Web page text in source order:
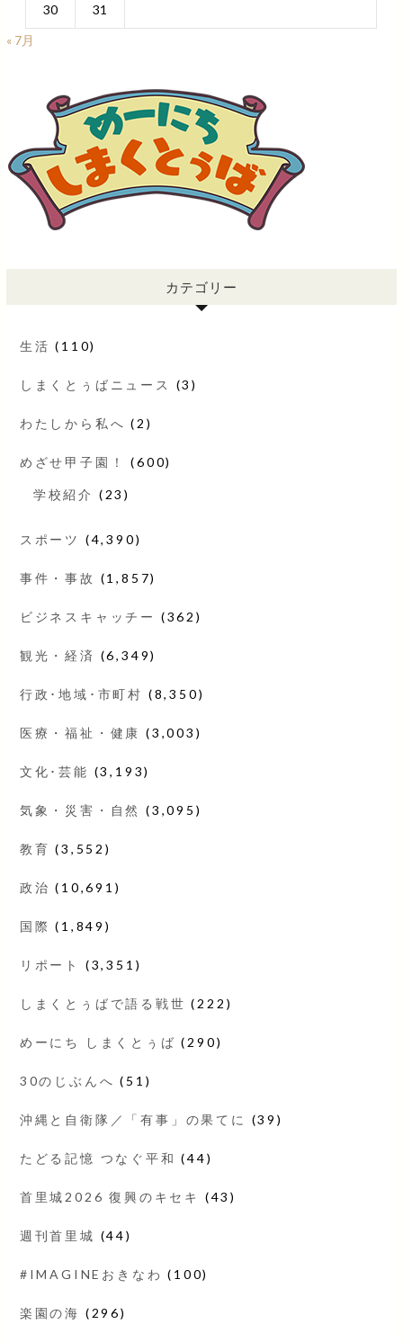
30
31
« 7月
カテゴリー
生活 (110)
しまくとぅばニュース (3)
わたしから私へ (2)
めざせ甲子園！ (600)
学校紹介 (23)
スポーツ (4,390)
事件・事故 (1,857)
ビジネスキャッチー (362)
観光・経済 (6,349)
行政･地域･市町村 (8,350)
医療・福祉・健康 (3,003)
文化･芸能 (3,193)
気象・災害・自然 (3,095)
教育 (3,552)
政治 (10,691)
国際 (1,849)
リポート (3,351)
しまくとぅばで語る戦世 (222)
めーにち しまくとぅば (290)
30のじぶんへ (51)
沖縄と自衛隊／「有事」の果てに (39)
たどる記憶 つなぐ平和 (44)
首里城2026 復興のキセキ (43)
週刊首里城 (44)
#IMAGINEおきなわ (100)
楽園の海 (296)